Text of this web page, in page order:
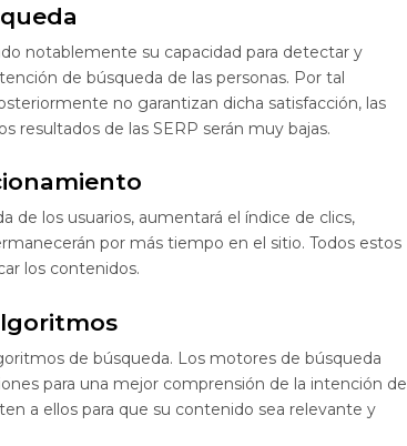
notablemente su capacidad para detectar y
de búsqueda de las personas. Por tal
no garantizan dicha satisfacción, las
resultados de las SERP serán muy bajas.
de los usuarios, aumentará el índice de clics,
por más tiempo en el sitio. Todos estos
los contenidos.
de búsqueda. Los motores de búsqueda
para una mejor comprensión de la intención de
a ellos para que su contenido sea relevante y